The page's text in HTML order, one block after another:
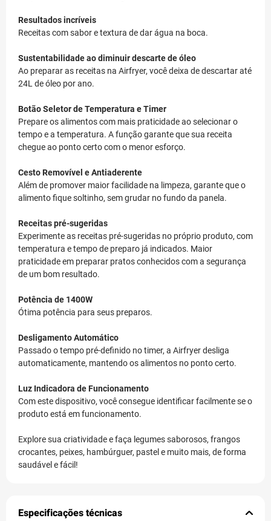
Resultados incríveis
Receitas com sabor e textura de dar água na boca.
Sustentabilidade ao diminuir descarte de óleo
Ao preparar as receitas na Airfryer, você deixa de descartar até
24L de óleo por ano.
Botão Seletor de Temperatura e Timer
Prepare os alimentos com mais praticidade ao selecionar o
tempo e a temperatura. A função garante que sua receita
chegue ao ponto certo com o menor esforço.
Cesto Removível e Antiaderente
Além de promover maior facilidade na limpeza, garante que o
alimento fique soltinho, sem grudar no fundo da panela.
Receitas pré-sugeridas
Experimente as receitas pré-sugeridas no próprio produto, com
temperatura e tempo de preparo já indicados. Maior
praticidade em preparar pratos conhecidos com a segurança
de um bom resultado.
Potência de 1400W
Ótima potência para seus preparos.
Desligamento Automático
Passado o tempo pré-definido no timer, a Airfryer desliga
automaticamente, mantendo os alimentos no ponto certo.
Luz Indicadora de Funcionamento
Com este dispositivo, você consegue identificar facilmente se o
produto está em funcionamento.
Explore sua criatividade e faça legumes saborosos, frangos
crocantes, peixes, hambúrguer, pastel e muito mais, de forma
saudável e fácil!
Especificações técnicas